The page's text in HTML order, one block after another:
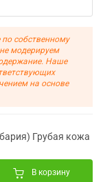
собственному
модерируем
Наше
на основе
Грубая кожа
В корзину